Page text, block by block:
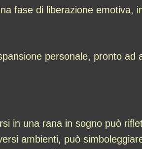
fase di liberazione emotiva,
personale, pronto ad
in una rana in sogno può
ambienti, può